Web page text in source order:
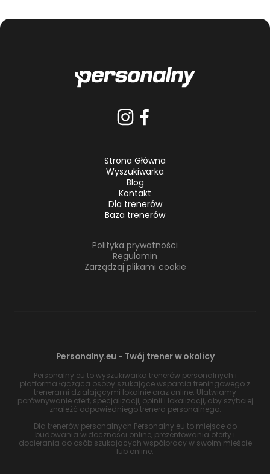
Strona Główna
Wyszukiwarka
Blog
Kontakt
Dla trenerów
Baza trenerów
Polityka prywatności
Regulamin
Zarządzaj plikami cookie
Personalny.eu - Twój trener w okolicy
Personalny.eu to wyszukiwarka trenerów personalnych i
platforma łącząca osoby szukające wsparcia treningowego z
trenerami działającymi lokalnie oraz online. Ułatwiamy
porównywanie ofert, specjalizacji, opinii i lokalizacji, aby szybciej
znaleźć odpowiedniego trenera personalnego.
Dla trenerów personalnych Personalny.eu to miejsce do
budowania widoczności online, prezentowania oferty i
docierania do osób szukających współpracy w swoim mieście
lub online.